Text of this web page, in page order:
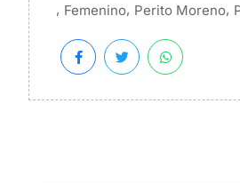
, Femenino, Perito Moreno,